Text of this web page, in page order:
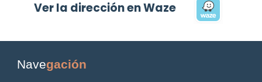
Ver la dirección en Waze
Navegación